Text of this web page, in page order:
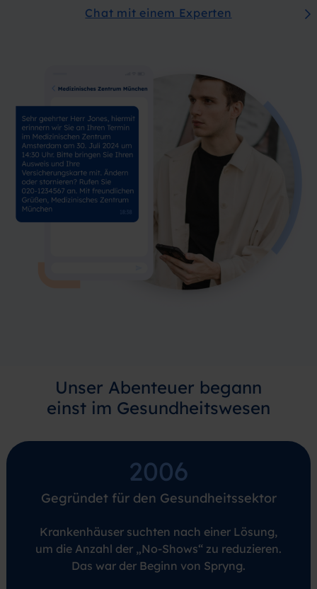
Chat mit einem Experten
Unser Abenteuer begann
einst im Gesundheitswesen
2006
Gegründet für den Gesundheitssektor
Krankenhäuser suchten nach einer Lösung,
um die Anzahl der „No-Shows“ zu reduzieren.
Das war der Beginn von Spryng.